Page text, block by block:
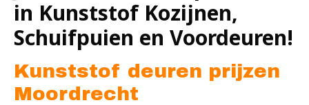
in Kunststof Kozijnen,
Schuifpuien en Voordeuren!
Kunststof deuren prijzen
Moordrecht